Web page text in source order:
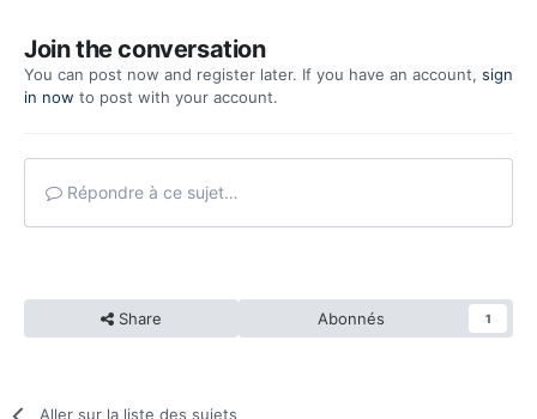
Join the conversation
You can post now and register later. If you have an account, sign
in now to post with your account.
Répondre à ce sujet…
Share Abonnés 1
Aller sur la liste des sujets